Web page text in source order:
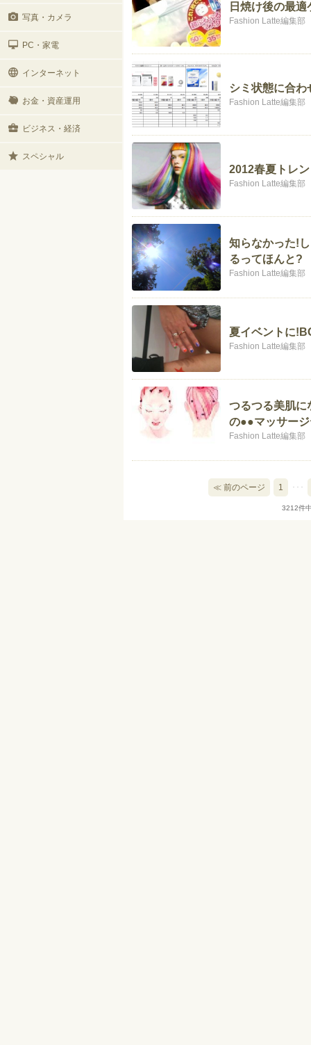
写真・カメラ
PC・家電
インターネット
お金・資産運用
ビジネス・経済
スペシャル
日焼け後の最適
Fashion Latte編集部
シミ状態に合わ
Fashion Latte編集部
2012春夏トレ
Fashion Latte編集部
知らなかった!
るってほんと?
Fashion Latte編集部
夏イベントに
Fashion Latte編集部
つるつる美肌に
の●●マッサー
Fashion Latte編集部
≪ 前のページ 1 ･･･
3212件